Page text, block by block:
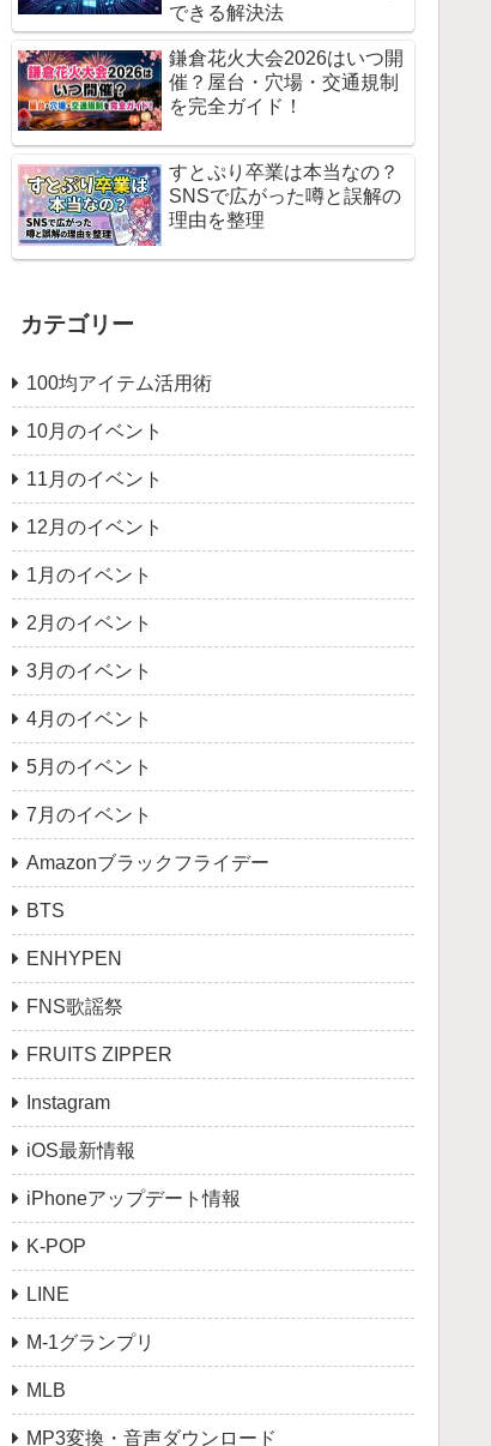
できる解決法
鎌倉花火大会2026はいつ開
催？屋台・穴場・交通規制
を完全ガイド！
すとぷり卒業は本当なの？
SNSで広がった噂と誤解の
理由を整理
カテゴリー
100均アイテム活用術
10月のイベント
11月のイベント
12月のイベント
1月のイベント
2月のイベント
3月のイベント
4月のイベント
5月のイベント
7月のイベント
Amazonブラックフライデー
BTS
ENHYPEN
FNS歌謡祭
FRUITS ZIPPER
Instagram
iOS最新情報
iPhoneアップデート情報
K-POP
LINE
M-1グランプリ
MLB
MP3変換・音声ダウンロード